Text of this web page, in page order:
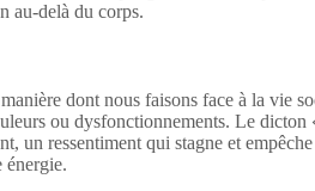
au-delà du corps.
dont nous faisons face à la vie
ou dysfonctionnements. Le
un ressentiment qui stagne et
énergie.